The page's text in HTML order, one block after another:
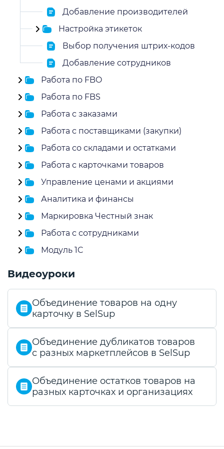
Добавление производителей
Настройка этикеток
Выбор получения штрих-кодов
Добавление сотрудников
Работа по FBO
Работа по FBS
Работа с заказами
Работа с поставщиками (закупки)
Работа со складами и остатками
Работа с карточками товаров
Управление ценами и акциями
Аналитика и финансы
Маркировка Честный знак
Работа с сотрудниками
Модуль 1C
Видеоуроки
Объединение товаров на одну
карточку в SelSup
Объединение дубликатов товаров
с разных маркетплейсов в SelSup
Объединение остатков товаров на
разных карточках и организациях